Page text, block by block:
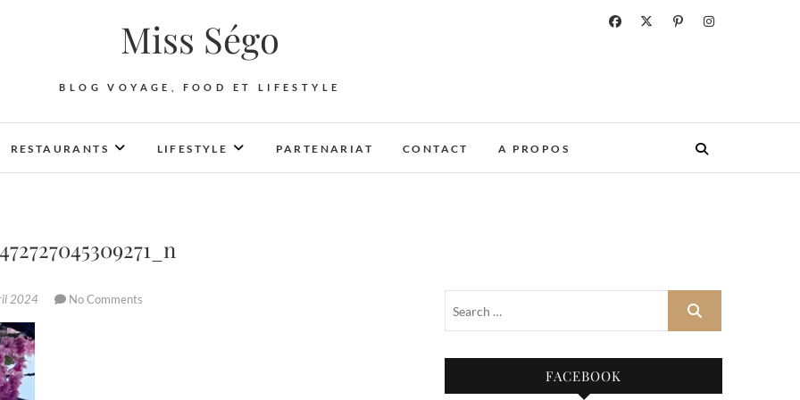
Miss Ségo
BLOG VOYAGE, FOOD ET LIFESTYLE
RESTAURANTS LIFESTYLE PARTENARIAT CONTACT A PROPOS
2024 No Comments
FACEBOOK